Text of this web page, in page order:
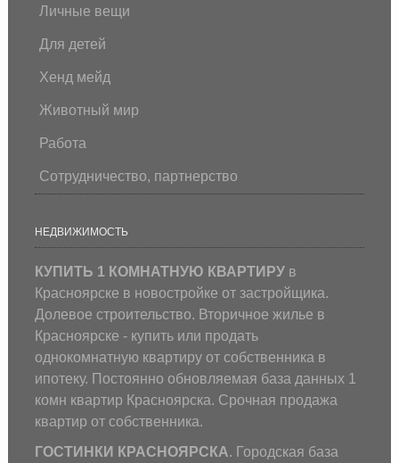
Личные вещи
Для детей
Хенд мейд
Животный мир
Работа
Сотрудничество, партнерство
НЕДВИЖИМОСТЬ
КУПИТЬ 1 КОМНАТНУЮ КВАРТИРУв
Красноярске в новостройке от застройщика.
Долевое строительство. Вторичное жилье в
Красноярске - купить или продать
однокомнатную квартиру от собственника в
ипотеку. Постоянно обновляемая база данных 1
комн квартир Красноярска. Срочная продажа
квартир от собственника.
ГОСТИНКИ КРАСНОЯРСКА. Городская база